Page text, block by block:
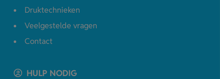
Druktechnieken
Veelgestelde vragen
Contact
HULP NODIG